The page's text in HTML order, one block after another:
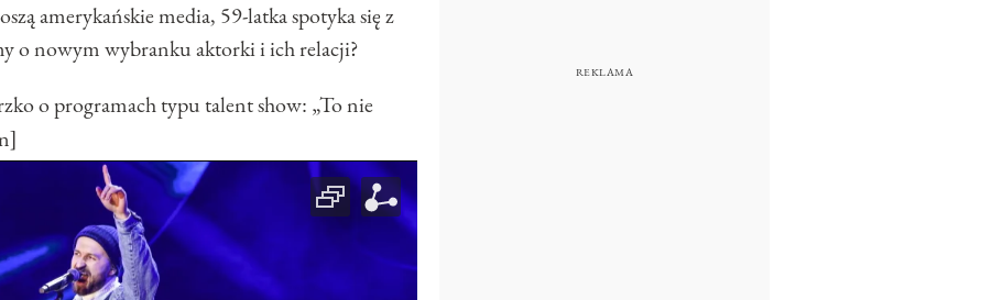
amerykańskie media, 59-latka spotyka się z
o nowym wybranku aktorki i ich relacji?
o programach typu talent show: „To nie